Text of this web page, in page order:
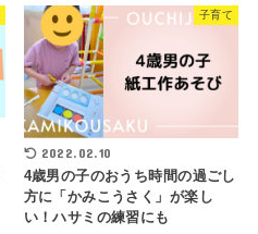
子育て
2022.02.10
4歳男の子のおうち時間の過ごし
方に「かみこうさく」が楽し
い！ハサミの練習にも